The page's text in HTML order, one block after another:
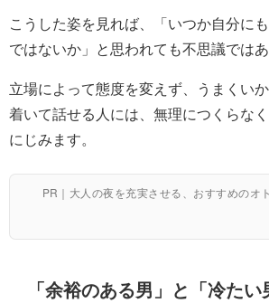
こうした姿を見れば、「いつか自分に
ではないか」と思われても不思議ではあ
立場によって態度を変えず、うまくい
着いて話せる人には、無理につくらな
にじみます。
PR｜大人の夜を充実させる、おすすめのオ
「余裕のある男」と「冷たい